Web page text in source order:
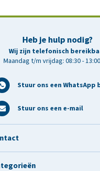
Heb je hulp nodig?
Wij zijn telefonisch
Maandag t/m vrijdag: 08:30 -
Stuur ons een WhatsApp
Stuur ons een e-mail